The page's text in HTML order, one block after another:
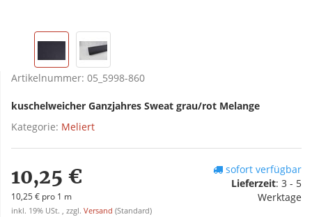
Artikelnummer: 05_5998-860
kuschelweicher Ganzjahres Sweat grau/rot Melange
Kategorie: Meliert
10,25 €
10,25 € pro 1 m
inkl. 19% USt. , zzgl. Versand (Standard)
sofort verfügbar
Lieferzeit: 3 - 5
Werktage